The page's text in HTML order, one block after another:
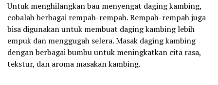
Untuk menghilangkan bau menyengat daging kambing,
cobalah berbagai rempah-rempah. Rempah-rempah juga
bisa digunakan untuk membuat daging kambing lebih
empuk dan menggugah selera. Masak daging kambing
dengan berbagai bumbu untuk meningkatkan cita rasa,
tekstur, dan aroma masakan kambing.